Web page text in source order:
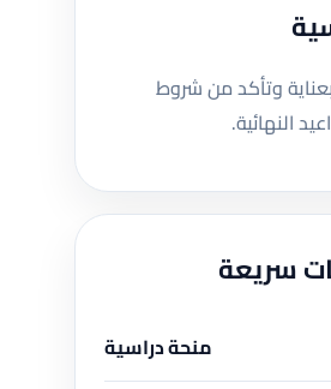
وتأكد من شروط
النهائية.
سريعة
منحة دراسية